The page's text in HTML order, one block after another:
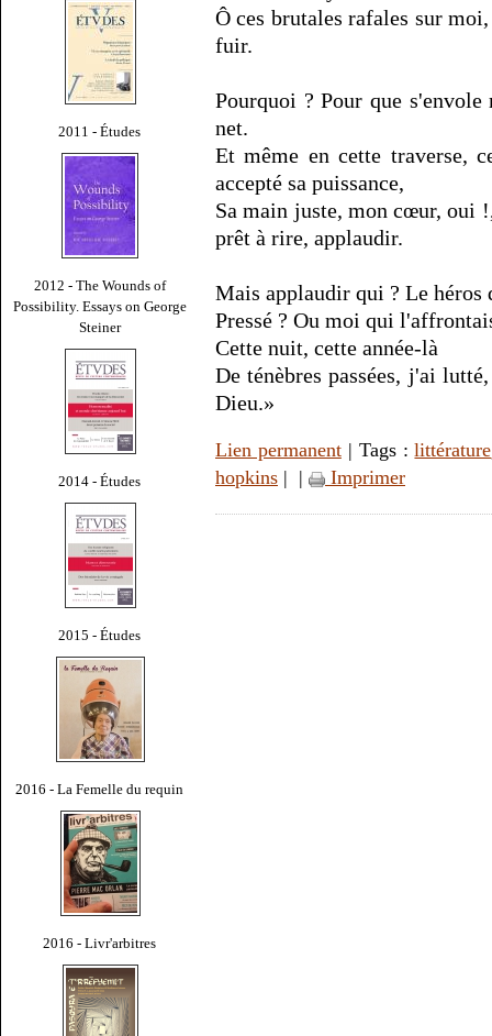
2011 - Études
2012 - The Wounds of
Possibility. Essays on George
Steiner
2014 - Études
2015 - Études
2016 - La Femelle du requin
2016 - Livr'arbitres
Ô ces brutales rafales sur
fuir.
Pourquoi ? Pour que
net.
Et même en cette traverse,
accepté sa puissance,
Sa main juste, mon cœur, oui
prêt à rire, applaudir.
Mais applaudir qui ? Le héros
Pressé ? Ou moi qui
Cette nuit, cette année-là
De ténèbres passées, j'ai
Dieu.»
Lien permanent| Tags :littérature
hopkins | | Imprimer